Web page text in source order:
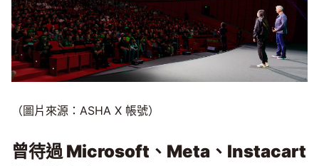
（圖片來源：ASHA X 帳號）
曾待過 Microsoft、Meta、Instacart